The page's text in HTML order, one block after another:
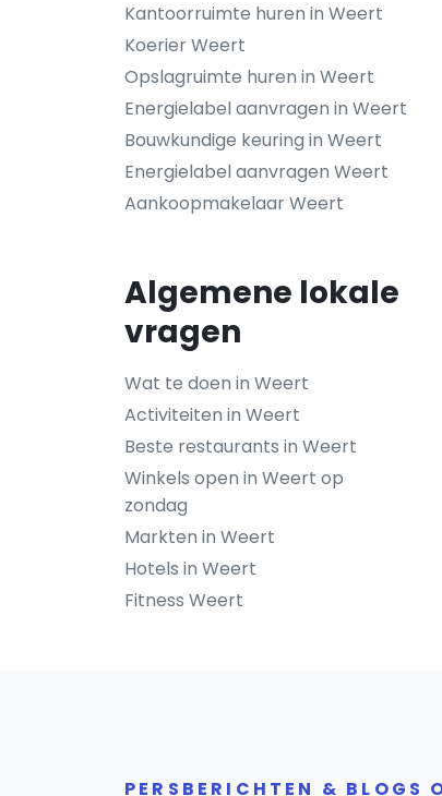
Kantoorruimte huren in Weert
Koerier Weert
Opslagruimte huren in Weert
Energielabel aanvragen in Weert
Bouwkundige keuring in Weert
Energielabel aanvragen Weert
Aankoopmakelaar Weert
Algemene lokale
vragen
Wat te doen in Weert
Activiteiten in Weert
Beste restaurants in Weert
Winkels open in Weert op
zondag
Markten in Weert
Hotels in Weert
Fitness Weert
PERSBERICHTEN & BLOGS